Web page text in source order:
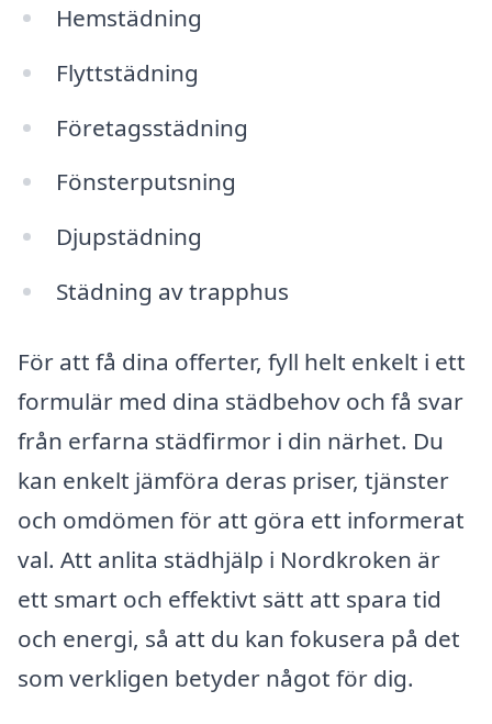
Hemstädning
Flyttstädning
Företagsstädning
Fönsterputsning
Djupstädning
Städning av trapphus
För att få dina offerter, fyll helt enkelt i ett
formulär med dina städbehov och få svar
från erfarna städfirmor i din närhet. Du
kan enkelt jämföra deras priser, tjänster
och omdömen för att göra ett informerat
val. Att anlita städhjälp i Nordkroken är
ett smart och effektivt sätt att spara tid
och energi, så att du kan fokusera på det
som verkligen betyder något för dig.